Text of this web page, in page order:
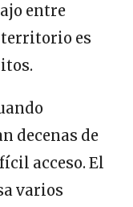
entre
territorio es
decenas de
acceso. El
varios